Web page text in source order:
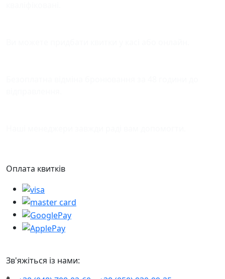
Оплата квитків
Зв'яжіться із нами: